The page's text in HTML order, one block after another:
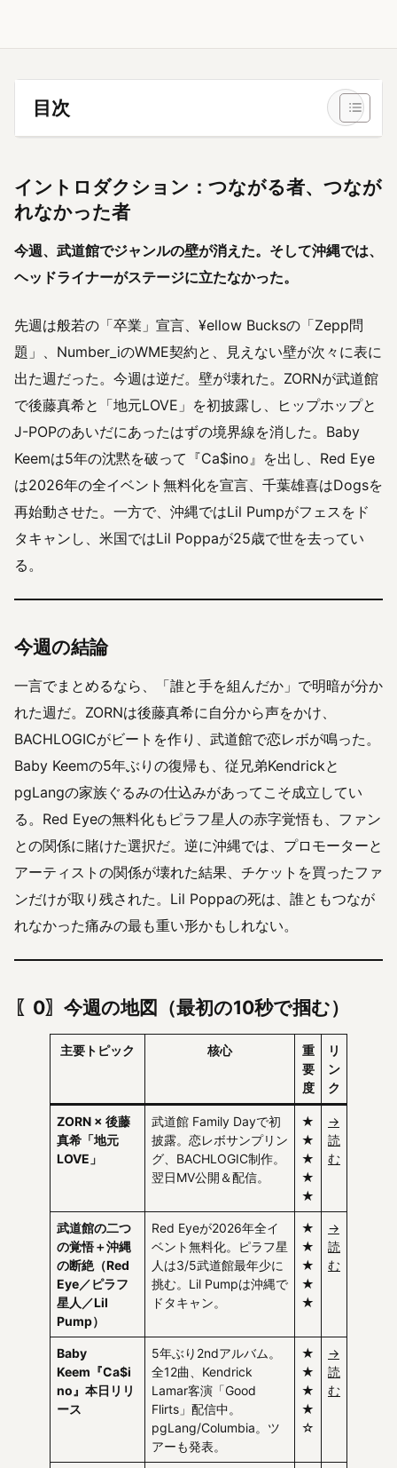
目次
イントロダクション：つながる者、つなが
れなかった者
今週、武道館でジャンルの壁が消えた。そして沖縄では、
ヘッドライナーがステージに立たなかった。
先週は般若の「卒業」宣言、¥ellow Bucksの「Zepp問
題」、Number_iのWME契約と、見えない壁が次々に表に
出た週だった。今週は逆だ。壁が壊れた。ZORNが武道館
で後藤真希と「地元LOVE」を初披露し、ヒップホップと
J-POPのあいだにあったはずの境界線を消した。Baby
Keemは5年の沈黙を破って『Ca$ino』を出し、Red Eye
は2026年の全イベント無料化を宣言、千葉雄喜はDogsを
再始動させた。一方で、沖縄ではLil Pumpがフェスをド
タキャンし、米国ではLil Poppaが25歳で世を去ってい
る。
今週の結論
一言でまとめるなら、「誰と手を組んだか」で明暗が分か
れた週だ。ZORNは後藤真希に自分から声をかけ、
BACHLOGICがビートを作り、武道館で恋レボが鳴った。
Baby Keemの5年ぶりの復帰も、従兄弟Kendrickと
pgLangの家族ぐるみの仕込みがあってこそ成立してい
る。Red Eyeの無料化もピラフ星人の赤字覚悟も、ファン
との関係に賭けた選択だ。逆に沖縄では、プロモーターと
アーティストの関係が壊れた結果、チケットを買ったファ
ンだけが取り残された。Lil Poppaの死は、誰ともつなが
れなかった痛みの最も重い形かもしれない。
〖0〗今週の地図（最初の10秒で掴む）
主要トピック 核心
重
要
度
リ
ン
ク
ZORN × 後藤
真希「地元
LOVE」
武道館 Family Dayで初
披露。恋レボサンプリン
グ、BACHLOGIC制作。
翌日MV公開＆配信。
★
★
★
★
★
→
読
む
武道館の二つ
の覚悟＋沖縄
の断絶（Red
Eye／ピラフ
星人／Lil
Pump）
Red Eyeが2026年全イ
ベント無料化。ピラフ星
人は3/5武道館最年少に
挑む。Lil Pumpは沖縄で
ドタキャン。
★
★
★
★
★
→
読
む
Baby
Keem『Ca$i
no』本日リリ
ース
5年ぶり2ndアルバム。
全12曲、Kendrick
Lamar客演「Good
Flirts」配信中。
pgLang/Columbia。ツ
アーも発表。
★
★
★
★
☆
→
読
む